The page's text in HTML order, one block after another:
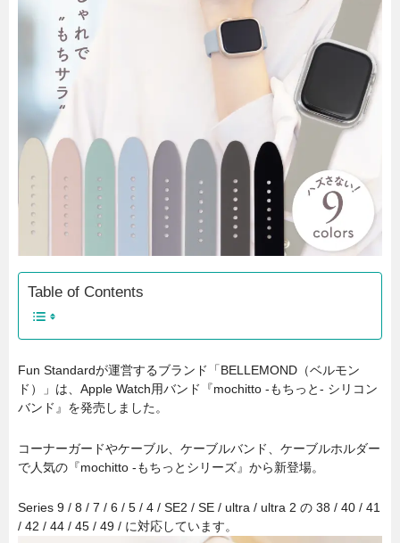
Table of Contents
Fun Standardが運営するブランド「BELLEMOND（ベルモン
ド）」は、Apple Watch用バンド『mochitto -もちっと- シリコン
バンド』を発売しました。
コーナーガードやケーブル、ケーブルバンド、ケーブルホルダー
で人気の『mochitto -もちっとシリーズ』から新登場。
Series 9 / 8 / 7 / 6 / 5 / 4 / SE2 / SE / ultra / ultra 2 の 38 / 40 / 41
/ 42 / 44 / 45 / 49 / に対応しています。